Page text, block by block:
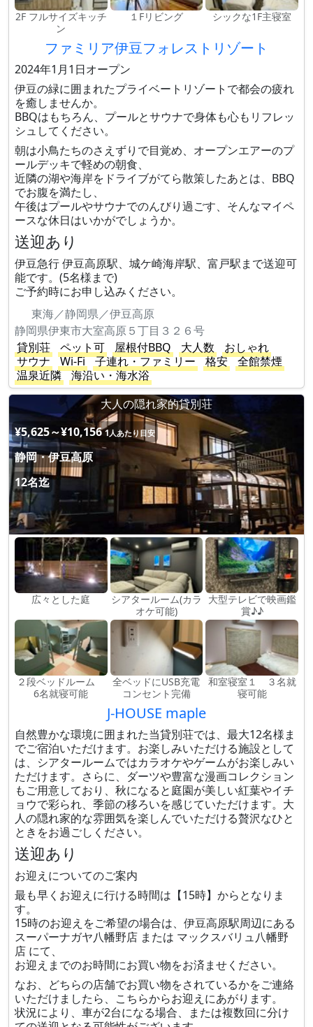
2F フルサイズキッチ
ン
１Fリビング シックな1F主寝室
ファミリア伊豆フォレストリゾート
2024年1月1日オープン
伊豆の緑に囲まれたプライベートリゾートで都会の疲れ
を癒しませんか。
BBQはもちろん、プールとサウナで身体も心もリフレッ
シュしてください。
朝は小鳥たちのさえずりで目覚め、オープンエアーのプ
ールデッキで軽めの朝食、
近隣の湖や海岸をドライブがてら散策したあとは、BBQ
でお腹を満たし、
午後はプールやサウナでのんびり過ごす、そんなマイペ
ースな休日はいかがでしょうか。
送迎あり
伊豆急行 伊豆高原駅、城ケ崎海岸駅、富戸駅まで送迎可
能です。(5名様まで)
ご予約時にお申し込みください。
東海／静岡県／伊豆高原
静岡県伊東市大室高原５丁目３２６号
貸別荘
ペット可 屋根付BBQ 大人数
おしゃれ
サウナ
Wi-Fi 子連れ・ファミリー 格安
全館禁煙
温泉近隣
海沿い・海水浴
大人の隠れ家的貸別荘
¥5,625～¥10,156 1人あたり目安
静岡・伊豆高原
12名迄
広々とした庭
シアタールーム(カラ
オケ可能)
大型テレビで映画鑑
賞♪♪
２段ベッドルーム
6名就寝可能
全ベッドにUSB充電
コンセント完備
和室寝室１ ３名就
寝可能
J-HOUSE maple
自然豊かな環境に囲まれた当貸別荘では、最大12名様ま
でご宿泊いただけます。お楽しみいただける施設として
は、シアタールームではカラオケやゲームがお楽しみい
ただけます。さらに、ダーツや豊富な漫画コレクション
もご用意しており、秋になると庭園が美しい紅葉やイチ
ョウで彩られ、季節の移ろいを感じていただけます。大
人の隠れ家的な雰囲気を楽しんでいただける贅沢なひと
ときをお過ごしください。
送迎あり
お迎えについてのご案内
最も早くお迎えに行ける時間は【15時】からとなりま
す。
15時のお迎えをご希望の場合は、伊豆高原駅周辺にある
スーパーナガヤ八幡野店 または マックスバリュ八幡野
店 にて、
お迎えまでのお時間にお買い物をお済ませください。
なお、どちらの店舗でお買い物をされているかをご連絡
いただけましたら、こちらからお迎えにあがります。
状況により、車が2台になる場合、または複数回に分け